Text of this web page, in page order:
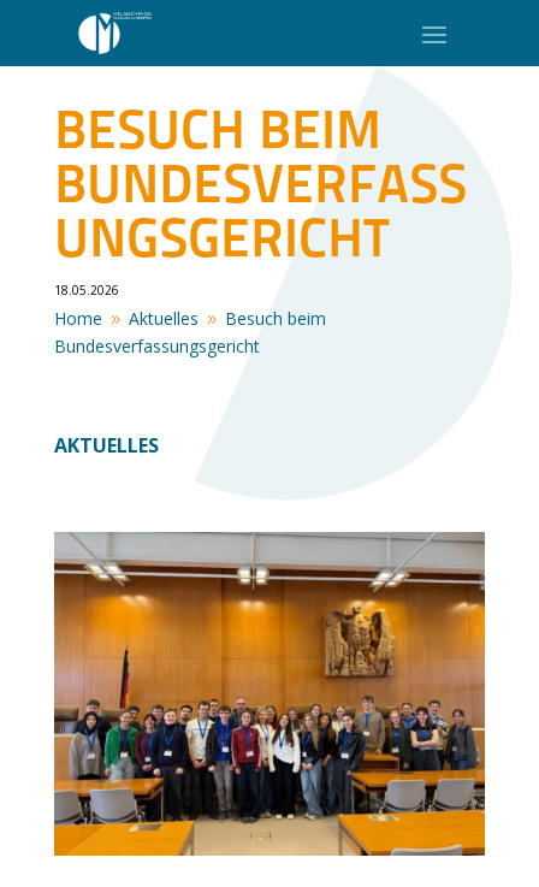
BESUCH BEIM
BUNDESVERFASS
UNGSGERICHT
18.05.2026
Home 9 Aktuelles 9 Besuch beim
Bundesverfassungsgericht
AKTUELLES